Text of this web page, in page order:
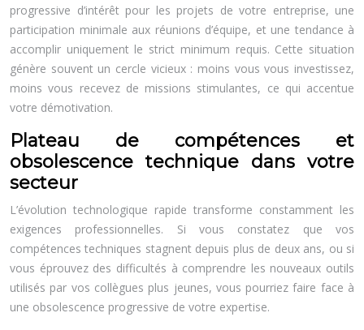
progressive d’intérêt pour les projets de votre entreprise, une
participation minimale aux réunions d’équipe, et une tendance à
accomplir uniquement le strict minimum requis. Cette situation
génère souvent un cercle vicieux : moins vous vous investissez,
moins vous recevez de missions stimulantes, ce qui accentue
votre démotivation.
Plateau de compétences et
obsolescence technique dans votre
secteur
L’évolution technologique rapide transforme constamment les
exigences professionnelles. Si vous constatez que vos
compétences techniques stagnent depuis plus de deux ans, ou si
vous éprouvez des difficultés à comprendre les nouveaux outils
utilisés par vos collègues plus jeunes, vous pourriez faire face à
une obsolescence progressive de votre expertise.